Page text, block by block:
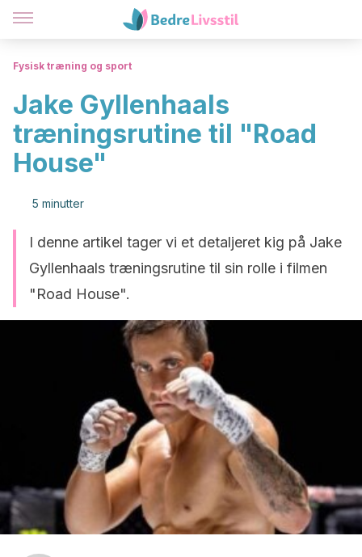
Fysisk træning og sport
Jake Gyllenhaals
træningsrutine til "Road
House"
5 minutter
I denne artikel tager vi et detaljeret kig på Jake
Gyllenhaals træningsrutine til sin rolle i filmen
"Road House".